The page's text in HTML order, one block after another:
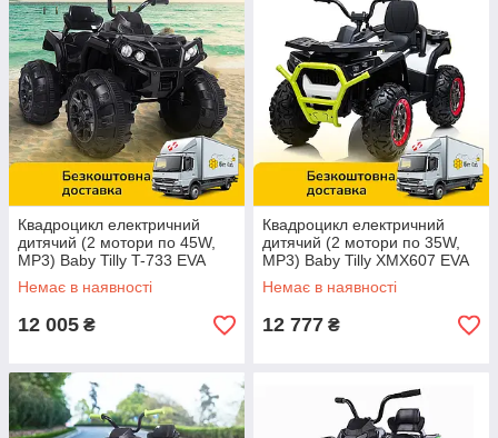
Квадроцикл електричний
дитячий (2 мотори по 45W,
МР3) Baby Tilly T-733 EVA
BLACK Чорний | Дитячий
електромобіль Тіллі
Немає в наявності
12 005 ₴
Квадроцикл електричний
дитячий (2 мотори по 35W,
МР3) Baby Tilly XMX607 EVA
GREEN Зелений | Дитячий
електромобіль Тіллі
Немає в наявності
12 777 ₴